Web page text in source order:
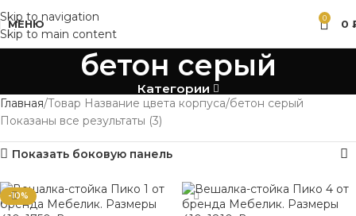
Skip to navigation
Skip to main content
МЕНЮ 0 0
бетон серый
Категории
Главная Товар Название цвета корпуса бетон серый
Показаны все результаты (3)
Показать боковую панель
-10%